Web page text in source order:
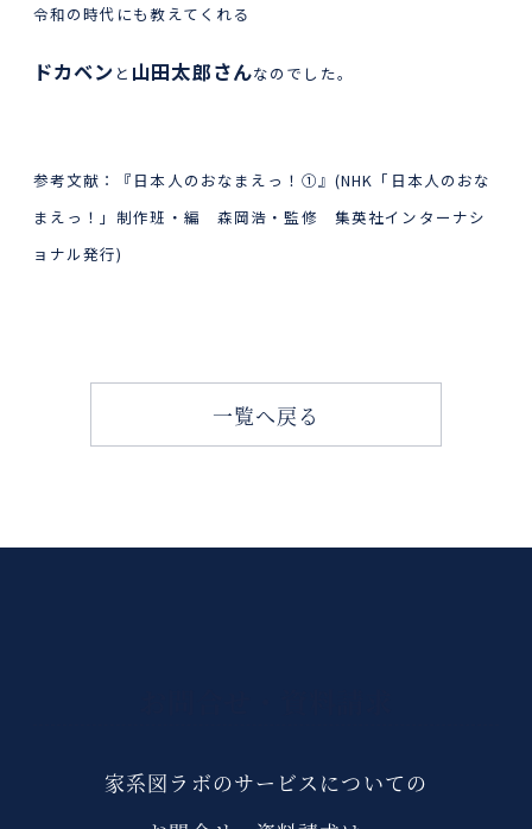
令和の時代にも教えてくれる
ドカベン と 山田太郎さんなのでした。
参考文献：『日本人のおなまえっ！①』(NHK「日本人のおな
まえっ！」制作班・編 森岡浩・監修 集英社インターナシ
ョナル発行)
一覧へ戻る
家系図ラボのサービスについての